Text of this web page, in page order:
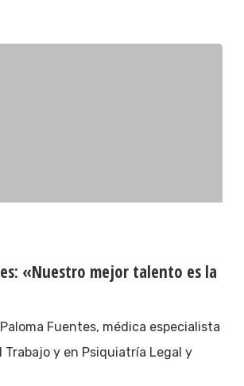
«Nuestro mejor talento es la
Fuentes, médica especialista
Trabajo y en Psiquiatría Legal y